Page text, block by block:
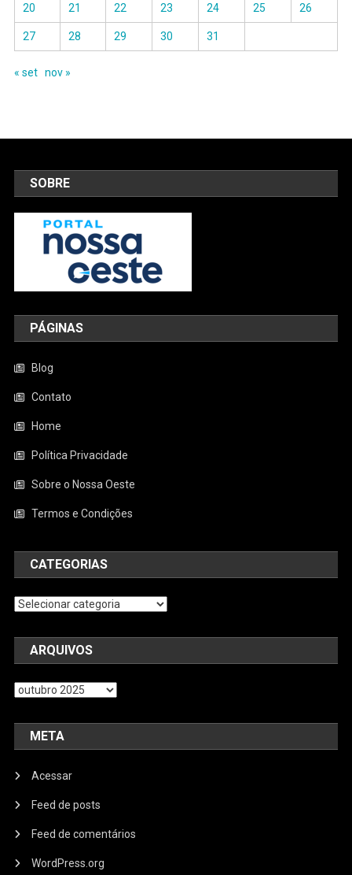
20 21 22 23 24 25 26
27 28 29 30 31
« set nov »
SOBRE
PÁGINAS
Blog
Contato
Home
Política Privacidade
Sobre o Nossa Oeste
Termos e Condições
CATEGORIAS
Categorias
ARQUIVOS
Arquivos
META
Acessar
Feed de posts
Feed de comentários
WordPress.org